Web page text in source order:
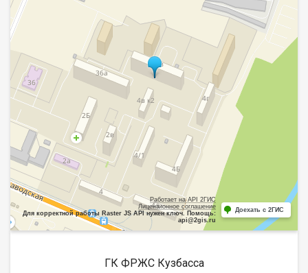
Работает на API 2ГИС
Лицензионное соглашение
Для корректной работы Raster JS API нужен ключ. Помощь:
api@2gis.ru
Доехать с 2ГИС
ГК ФРЖС Кузбасса